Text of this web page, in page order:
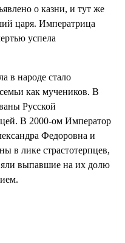
о казни, и тут же
царя. Императрица
успела
в народе стало
как мучеников. В
Русской
В 2000-ом Император
Федоровна и
в лике страстотерпцев,
выпавшие на их долю